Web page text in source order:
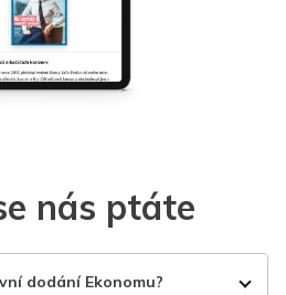
nás ptáte
dodání Ekonomu?